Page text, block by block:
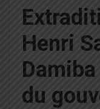
Henri
du